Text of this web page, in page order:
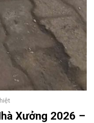
Xưởng 2026 –